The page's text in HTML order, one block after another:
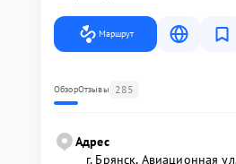
Маршрут
ОбзорОтзывы 285
Адрес
г. Брянск, Авиационная